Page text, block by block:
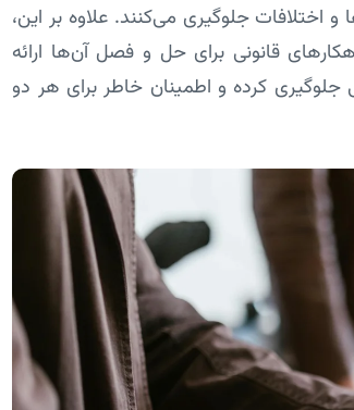
جلوگیری می‌کنند. علاوه بر این،
قانونی برای حل و فصل آن‌ها ارائه
جلوگیری کرده و اطمینان خاطر برای هر دو